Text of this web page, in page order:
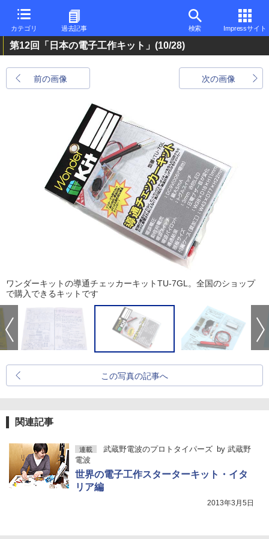
カテゴリ 過去記事 検索 Impressサイト
第12回「日本の電子工作キット」 (10/28)
前の画像 次の画像
ワンダーキットの導通チェッカーキットTU-7GL。全国のショップ
で購入できるキットです
この写真の記事へ
関連記事
連載 武蔵野電波のプロトタイパーズ by 武蔵野
電波
世界の電子工作スターターキット・イタ
リア編
2013年3月5日